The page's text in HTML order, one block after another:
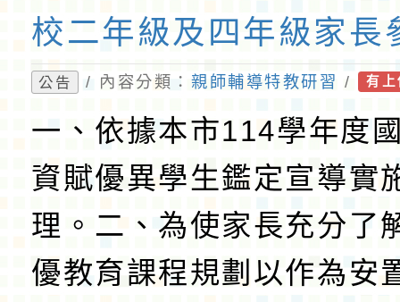
校二年級及四年級家長
公告 / 內容分類：親師輔導特教研習 / 有
一、依據本市114學年度
資賦優異學生鑑定宣導實
理。二、為使家長充分了
優教育課程規劃以作為安